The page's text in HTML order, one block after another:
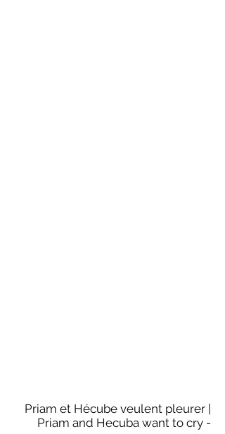
Priam et Hécube veulent pleurer |
Priam and Hecuba want to cry -